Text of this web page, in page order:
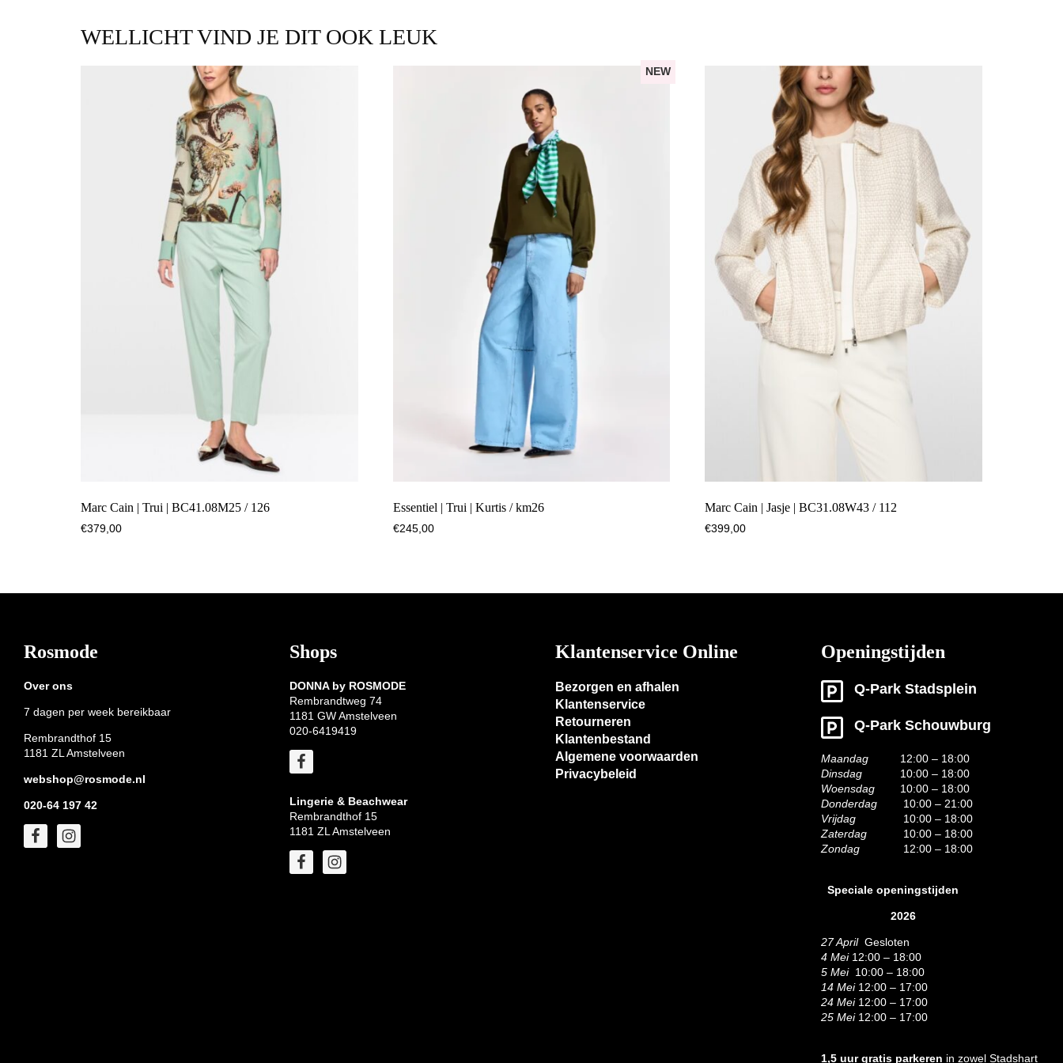
WELLICHT VIND JE DIT OOK LEUK
Marc Cain | Trui | BC41.08M25 / 126
€379,00
NEW
Essentiel | Trui | Kurtis / km26
€245,00
Marc Cain | Jasje | BC31.08W43 / 112
€399,00
Footer
Rosmode
Over ons
7 dagen per week bereikbaar
Rembrandthof 15
1181 ZL Amstelveen
webshop@rosmode.nl
020-64 197 42
Shops
DONNA by ROSMODE
Rembrandtweg 74
1181 GW Amstelveen
020-6419419
Lingerie & Beachwear
Rembrandthof 15
1181 ZL Amstelveen
Klantenservice Online
Bezorgen en afhalen
Klantenservice
Retourneren
Klantenbestand
Algemene voorwaarden
Privacybeleid
Openingstijden
Q-Park Stadsplein
Q-Park Schouwburg
Maandag
12:00 – 18:00
Dinsdag
10:00 – 18:00
Woensdag
10:00 – 18:00
Donderdag
10:00 – 21:00
Vrijdag
10:00 – 18:00
Zaterdag
10:00 – 18:00
Zondag
12:00 – 18:00
Speciale openingstijden
2026
27 AprilGesloten
4 Mei12:00 – 18:00
5 Mei10:00 – 18:00
14 Mei12:00 – 17:00
24 Mei12:00 – 17:00
25 Mei 12:00 – 17:00
1,5 uur gratis parkeren in zowel Stadshart